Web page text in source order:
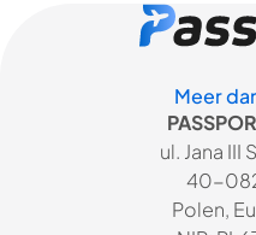
Meer
ul. Jana
40-
Polen,